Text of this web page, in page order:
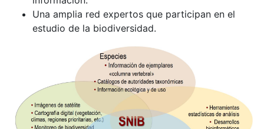
Una amplia red expertos que participan en el
estudio de la biodiversidad.